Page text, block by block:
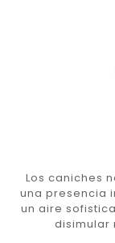
Los caniches
una presencia
un aire
disimular